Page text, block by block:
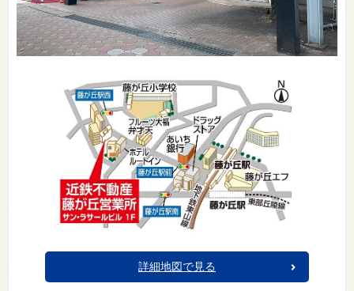
詳細地図で見る